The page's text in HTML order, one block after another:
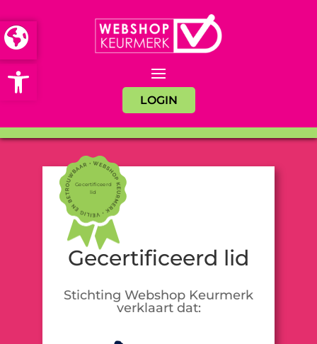
Open toolbar
LOGIN
Gecertificeerd
lid
Gecertificeerd lid
Stichting Webshop Keurmerk
verklaart dat: